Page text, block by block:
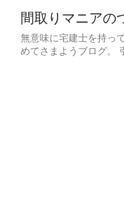
間取りマニアの
無意味に宅建士を持っ
めてさまようブログ。